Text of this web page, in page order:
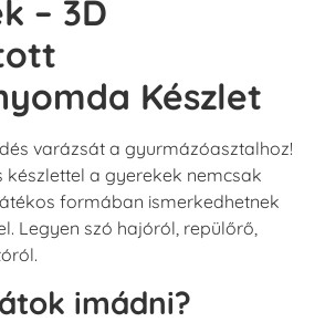
– 3D
Készlet
varázsát a gyurmázóasztalhoz!
készlettel a gyerekek nemcsak
formában ismerkedhetnek
Legyen szó hajóról, repülőrő,
imádni?